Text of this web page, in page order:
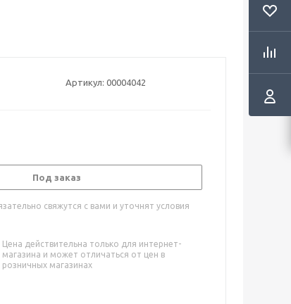
Артикул: 00004042
Под заказ
свяжутся с вами и уточнят условия
Цена действительна только для интернет-
магазина и может отличаться от цен в
розничных магазинах